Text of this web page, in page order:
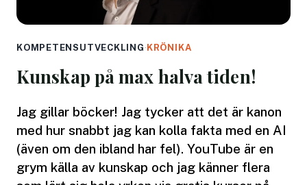
KOMPETENSUTVECKLING · KRÖNIKA
Kunskap på max halva tiden!
Jag gillar böcker! Jag tycker att det är kanon
med hur snabbt jag kan kolla fakta med en AI
(även om den ibland har fel). YouTube är en
grym källa av kunskap och jag känner flera